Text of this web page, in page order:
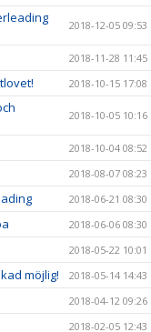
2018-12-05 09:53
2018-11-28 11:45
2018-10-15 17:08
2018-10-05 10:16
2018-10-04 08:52
2018-08-07 08:23
2018-06-21 08:30
2018-06-06 08:30
2018-05-22 10:01
möjlig! 2018-05-14 14:43
2018-04-12 09:26
2018-02-05 12:43